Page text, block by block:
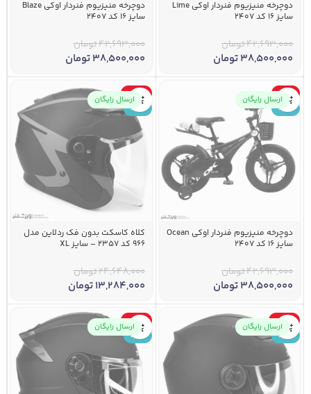
دوچرخه منیزیوم فنردار اوکی Lime
سایز 16 کد 2407
42,693,000تومان
38,500,000تومان
دوچرخه منیزیوم فنردار اوکی Blaze
سایز 16 کد 2407
42,693,000تومان
38,500,000تومان
-10%
جدید
ارسال رایگان
دوچرخه منیزیوم فنردار اوکی Ocean
سایز 16 کد 2407
42,693,000تومان
38,500,000تومان
-46%
جدید
ارسال رایگان
کلاه کاسکت بدون فک ردلاین مدل
966 کد 2357 – سایز XL
24,648,000تومان
13,284,000تومان
-42%
جدید
ارسال رایگان
-40%
جدید
ارسال رایگان